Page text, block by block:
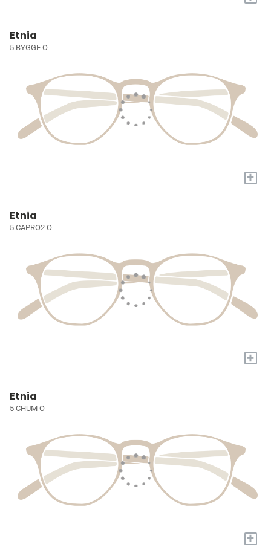
Etnia
5 BYGGE O
+
Etnia
5 CAPRO2 O
+
Etnia
5 CHUM O
+